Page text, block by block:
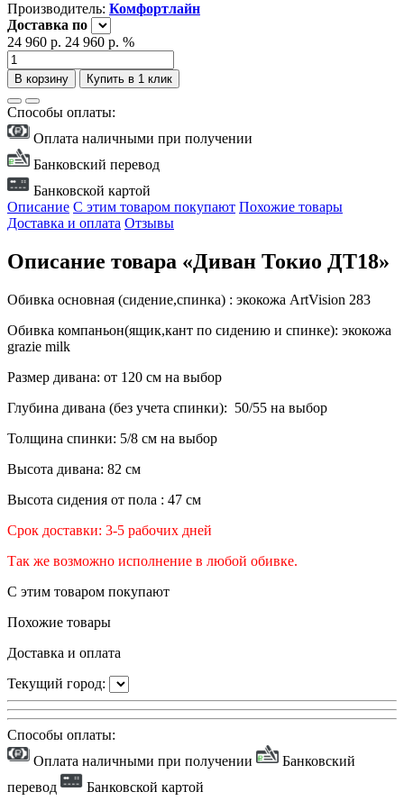
Производитель: Комфортлайн
Доставка по
24 960 р. 24 960 р. %
В корзину Купить в 1 клик
Способы оплаты:
Оплата наличными при получении
Банковский перевод
Банковской картой
Описание С этим товаром покупают Похожие товары
Доставка и оплата Отзывы
Описание товара «Диван Токио ДТ18»
Обивка основная (сидение,спинка) : экокожа ArtVision 283
Обивка компаньон(ящик,кант по сидению и спинке): экокожа
grazie milk
Размер дивана: от 120 см на выбор
Глубина дивана (без учета спинки): 50/55 на выбор
Толщина спинки: 5/8 см на выбор
Высота дивана: 82 см
Высота сидения от пола : 47 см
Срок доставки: 3-5 рабочих дней
Так же возможно исполнение в любой обивке.
С этим товаром покупают
Похожие товары
Доставка и оплата
Текущий город:
Способы оплаты:
Оплата наличными при получении
Банковский
перевод
Банковской картой